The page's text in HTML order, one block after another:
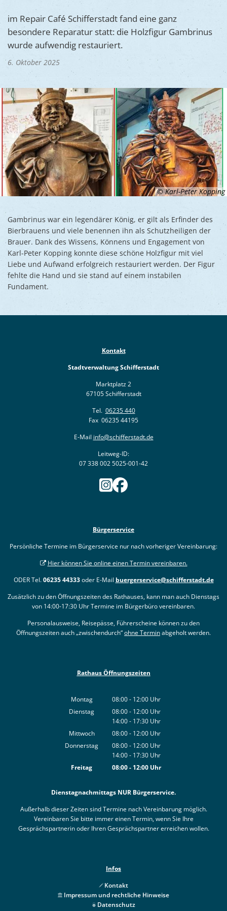
Ukraine
Wir als
im Repair Café Schifferstadt fand eine ganz
besondere Reparatur statt: die Holzfigur Gambrinus
wurde aufwendig restauriert.
6. Oktober 2025
© Karl-Peter Kopping
Gambrinus war ein legendärer König, er gilt als Erfinder des
Bierbrauens und viele benennen ihn als Schutzheiligen der
Brauer. Dank des Wissens, Könnens und Engagement von
Karl-Peter Kopping konnte diese schöne Holzfigur mit viel
Liebe und Aufwand erfolgreich restauriert werden. Der Figur
fehlte die Hand und sie stand auf einem instabilen
Fundament.
Kontakt
Stadtverwaltung Schifferstadt
Marktplatz 2
67105 Schifferstadt
Tel. 06235 440
Fax 06235 44195
E-Mail info@schifferstadt.de
Leitweg-ID:
07 338 002 5025-001-42
Bürgerservice
Persönliche Termine im Bürgerservice nur nach vorheriger Vereinbarung:
Hier können Sie online einen Termin vereinbaren.
ODER Tel.06235 44333oder E-Mail buergerservice@schifferstadt.de
Zusätzlich zu den Öffnungszeiten des Rathauses, kann man auch Dienstags
von 14:00-17:30 Uhr Termine im Bürgerbüro vereinbaren.
Personalausweise, Reisepässe, Führerscheine können zu den
Öffnungszeiten auch „zwischendurch“ohne Terminabgeholt werden.
Rathaus Öffnungszeiten
Montag 08:00- 12:00 Uhr
Von 08:00 bis 12:00 Uhr
Dienstag 08:00- 12:00 Uhr
Von 08:00 bis 12:00 Uhr
14:00- 17:30 Uhr
Von 14:00 bis 17:30 Uhr
Mittwoch 08:00- 12:00 Uhr
Von 08:00 bis 12:00 Uhr
Donnerstag 08:00- 12:00 Uhr
Von 08:00 bis 12:00 Uhr
14:00- 17:30 Uhr
Von 14:00 bis 17:30 Uhr
Freitag 08:00- 12:00Uhr
Dienstagnachmittags NUR Bürgerservice.
Außerhalb dieser Zeiten sind Termine nach Vereinbarung möglich.
Vereinbaren Sie bitte immer einen Termin, wenn Sie Ihre
Gesprächspartnerin oder Ihren Gesprächspartner erreichen wollen.
Infos
Kontakt
Impressum und rechtliche Hinweise
Datenschutz